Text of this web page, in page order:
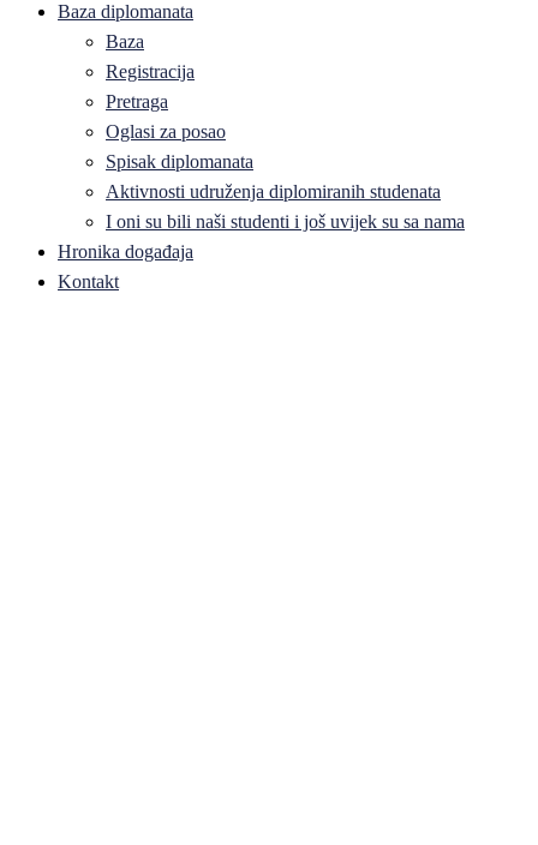
Baza diplomanata
Baza
Registracija
Pretraga
Oglasi za posao
Spisak diplomanata
Aktivnosti udruženja diplomiranih studenata
I oni su bili naši studenti i još uvijek su sa nama
Hronika događaja
Kontakt